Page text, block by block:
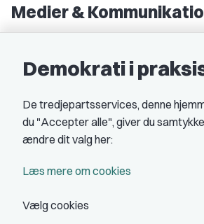
Medier &
EAN nr.: 5790002490071
Kontakt DJ
Demokrati i
De tredjepartsservices, denne
du "Accepter alle", giver du
ændre dit valg her:
Læs mere om cookies
Vælg cookies